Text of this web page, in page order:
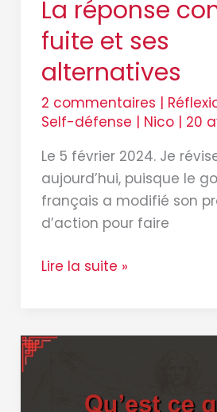
La réponse
fuite et ses
alternatives
2 commentaires |
Self-défense | Nico | 20
Le 5 février 2024. Je
aujourd’hui, puisque le
français a modifié son
d’action pour faire
Lire la suite »
Qu’est